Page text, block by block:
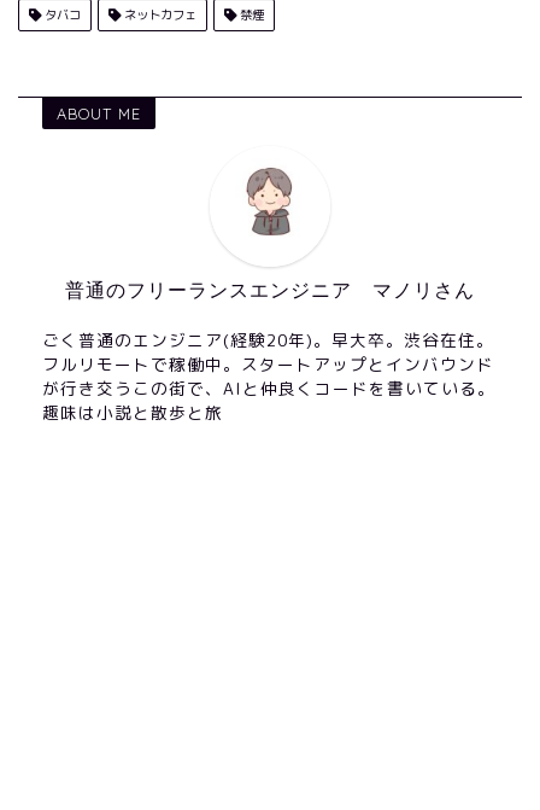
タバコ ネットカフェ 禁煙
ABOUT ME
普通のフリーランスエンジニア マノリさん
ごく普通のエンジニア(経験20年)。早大卒。渋谷在住。
フルリモートで稼働中。スタートアップとインバウンド
が行き交うこの街で、AIと仲良くコードを書いている。
趣味は小説と散歩と旅